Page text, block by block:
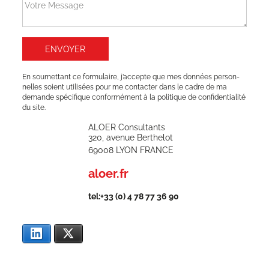
En sou­met­tant ce for­mu­laire, j’ac­cepte que mes don­nées per­son­
nelles soient uti­li­sées pour me contac­ter dans le cadre de ma
demande spé­ci­fique confor­mé­ment à la poli­tique de confi­den­tia­li­té
du site.
ALOER Consul­tants
320, ave­nue Ber­the­lot
69008 LYON FRANCE
aloer.fr
tel:+33 (0) 4 78 77 36 90
Lin­ke­dIn